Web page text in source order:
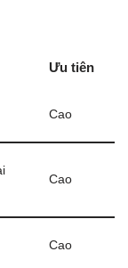
Ưu tiên
Cao
Cao
Cao